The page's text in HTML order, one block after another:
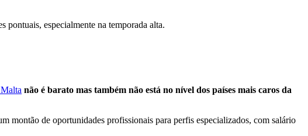
pontuais, especialmente na temporada alta.
não é barato mas também não está no nível dos países mais caros da
montão de oportunidades profissionais para perfis especializados, com salário